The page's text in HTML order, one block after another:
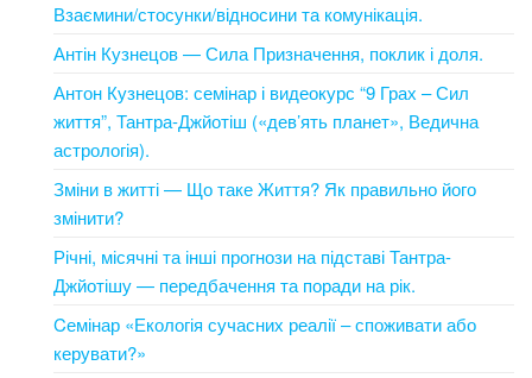
Взаємини/стосунки/відносини та комунікація.
Антін Кузнецов — Сила Призначення, поклик і доля.
Антон Кузнецов: семінар і видеокурс “9 Грах – Сил
життя”, Тантра-Джйотіш («дев’ять планет», Ведична
астрологія).
Зміни в житті — Що таке Життя? Як правильно його
змінити?
Річні, місячні та інші прогнози на підставі Тантра-
Джйотішу — передбачення та поради на рік.
Cемінар «Екологія сучасних реалії – споживати або
керувати?»